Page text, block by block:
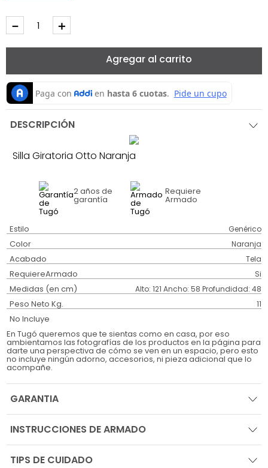
＋
－
Agregar al carrito
DESCRIPCIÓN
Silla Giratoria Otto Naranja
2 años de
garantía
Requiere
Armado
Estilo Genérico
Color Naranja
Acabado Tela
RequiereArmado Si
Medidas (en cm) Alto: 121 Ancho: 58 Profundidad: 48
Peso Neto Kg. 11
No Incluye
En Tugó queremos que te sientas como en casa, por eso
ambientamos las fotografías de los productos en la página para
darte una perspectiva de cómo se ven en un espacio, pero esto
no incluye ningún adorno, accesorios, ni pieza adicional que lo
acompañe.
GARANTIA
INSTRUCCIONES DE ARMADO
TIPS DE CUIDADO